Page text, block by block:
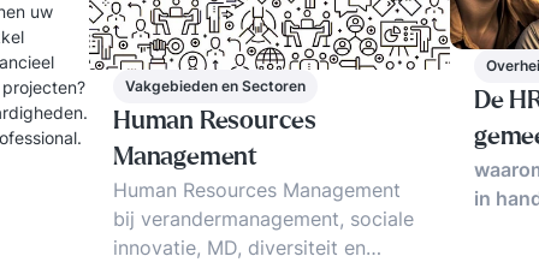
uw
Vakgebieden en Sectoren
Human Resources
Management
Human Resources Management
bij verandermanagement, sociale
innovatie, MD, diversiteit en
De
in